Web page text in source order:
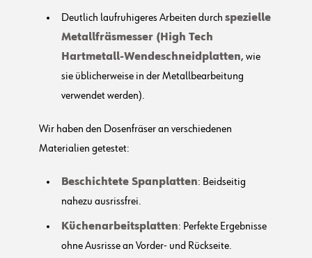
Deutlich laufruhigeres Arbeiten durch spezielle
Metallfräsmesser (High Tech
Hartmetall-Wendeschneidplatten, wie
sie üblicherweise in der Metallbearbeitung
verwendet werden).
Wir haben den Dosenfräser an verschiedenen
Materialien getestet:
Beschichtete Spanplatten: Beidseitig
nahezu ausrissfrei.
Küchenarbeitsplatten: Perfekte Ergebnisse
ohne Ausrisse an Vorder- und Rückseite.